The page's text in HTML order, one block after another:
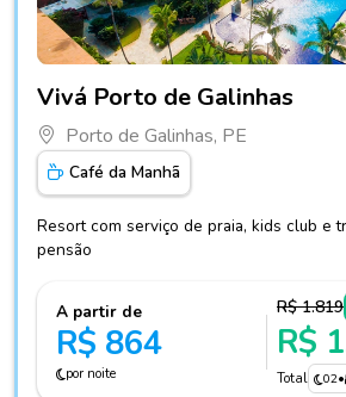
Vivá Porto de Galinhas
Porto de Galinhas, PE
Café da Manhã
Resort com serviço de praia, kids club e
pensão
A partir de
R$ 864
por noite
R$ 1.819
R$
Total 02•